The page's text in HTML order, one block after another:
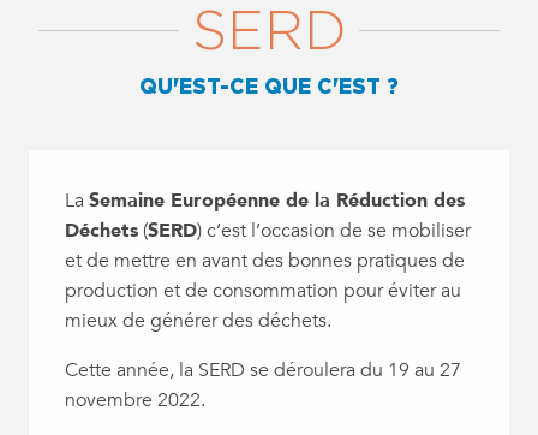
SERD
QU'EST-CE QUE C'EST ?
La Semaine Européenne de la Réduction des
Déchets (SERD) c’est l’occasion de se mobiliser
et de mettre en avant des bonnes pratiques de
production et de consommation pour éviter au
mieux de générer des déchets.
Cette année, la SERD se déroulera du 19 au 27
novembre 2022.